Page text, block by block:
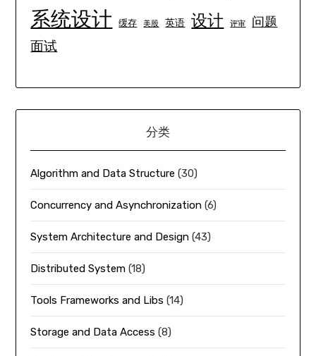
系统设计 缓存 美股 英语 设计 评审 问题
面试
分类
Algorithm and Data Structure (30)
Concurrency and Asynchronization (6)
System Architecture and Design (43)
Distributed System (18)
Tools Frameworks and Libs (14)
Storage and Data Access (8)